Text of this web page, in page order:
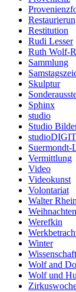
Restitution
Rudi Lesser
Ruth Wolf-
Sammlung
Skulptur
Sphinx
studio
Studio
Vermittlung
Video
Videokunst
Volontariat
Walter
Weihnachten
Werefkin
Winter
Wissenschaft
Wolf and
Wolf und